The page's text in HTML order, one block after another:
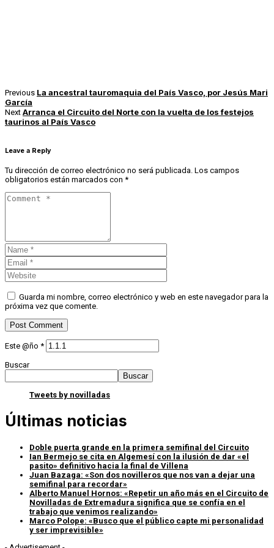
Previous La ancestral tauromaquia del País Vasco, por Jesús Mari
García
Next Arranca el Circuito del Norte con la vuelta de los festejos
taurinos al País Vasco
Leave a Reply
Tu dirección de correo electrónico no será publicada. Los campos
obligatorios están marcados con *
Guarda mi nombre, correo electrónico y web en este navegador para la
próxima vez que comente.
Este @ño *
Buscar
Buscar
Tweets by novilladas
Últimas noticias
Doble puerta grande en la primera semifinal del Circuito
Ian Bermejo se cita en Algemesí con la ilusión de dar «el
pasito» definitivo hacia la final de Villena
Juan Bazaga: «Son dos novilleros que nos van a dejar una
semifinal para recordar»
Alberto Manuel Hornos: «Repetir un año más en el Circuito de
Novilladas de Extremadura significa que se confía en el
trabajo que venimos realizando»
Marco Polope: «Busco que el público capte mi personalidad
y ser imprevisible»